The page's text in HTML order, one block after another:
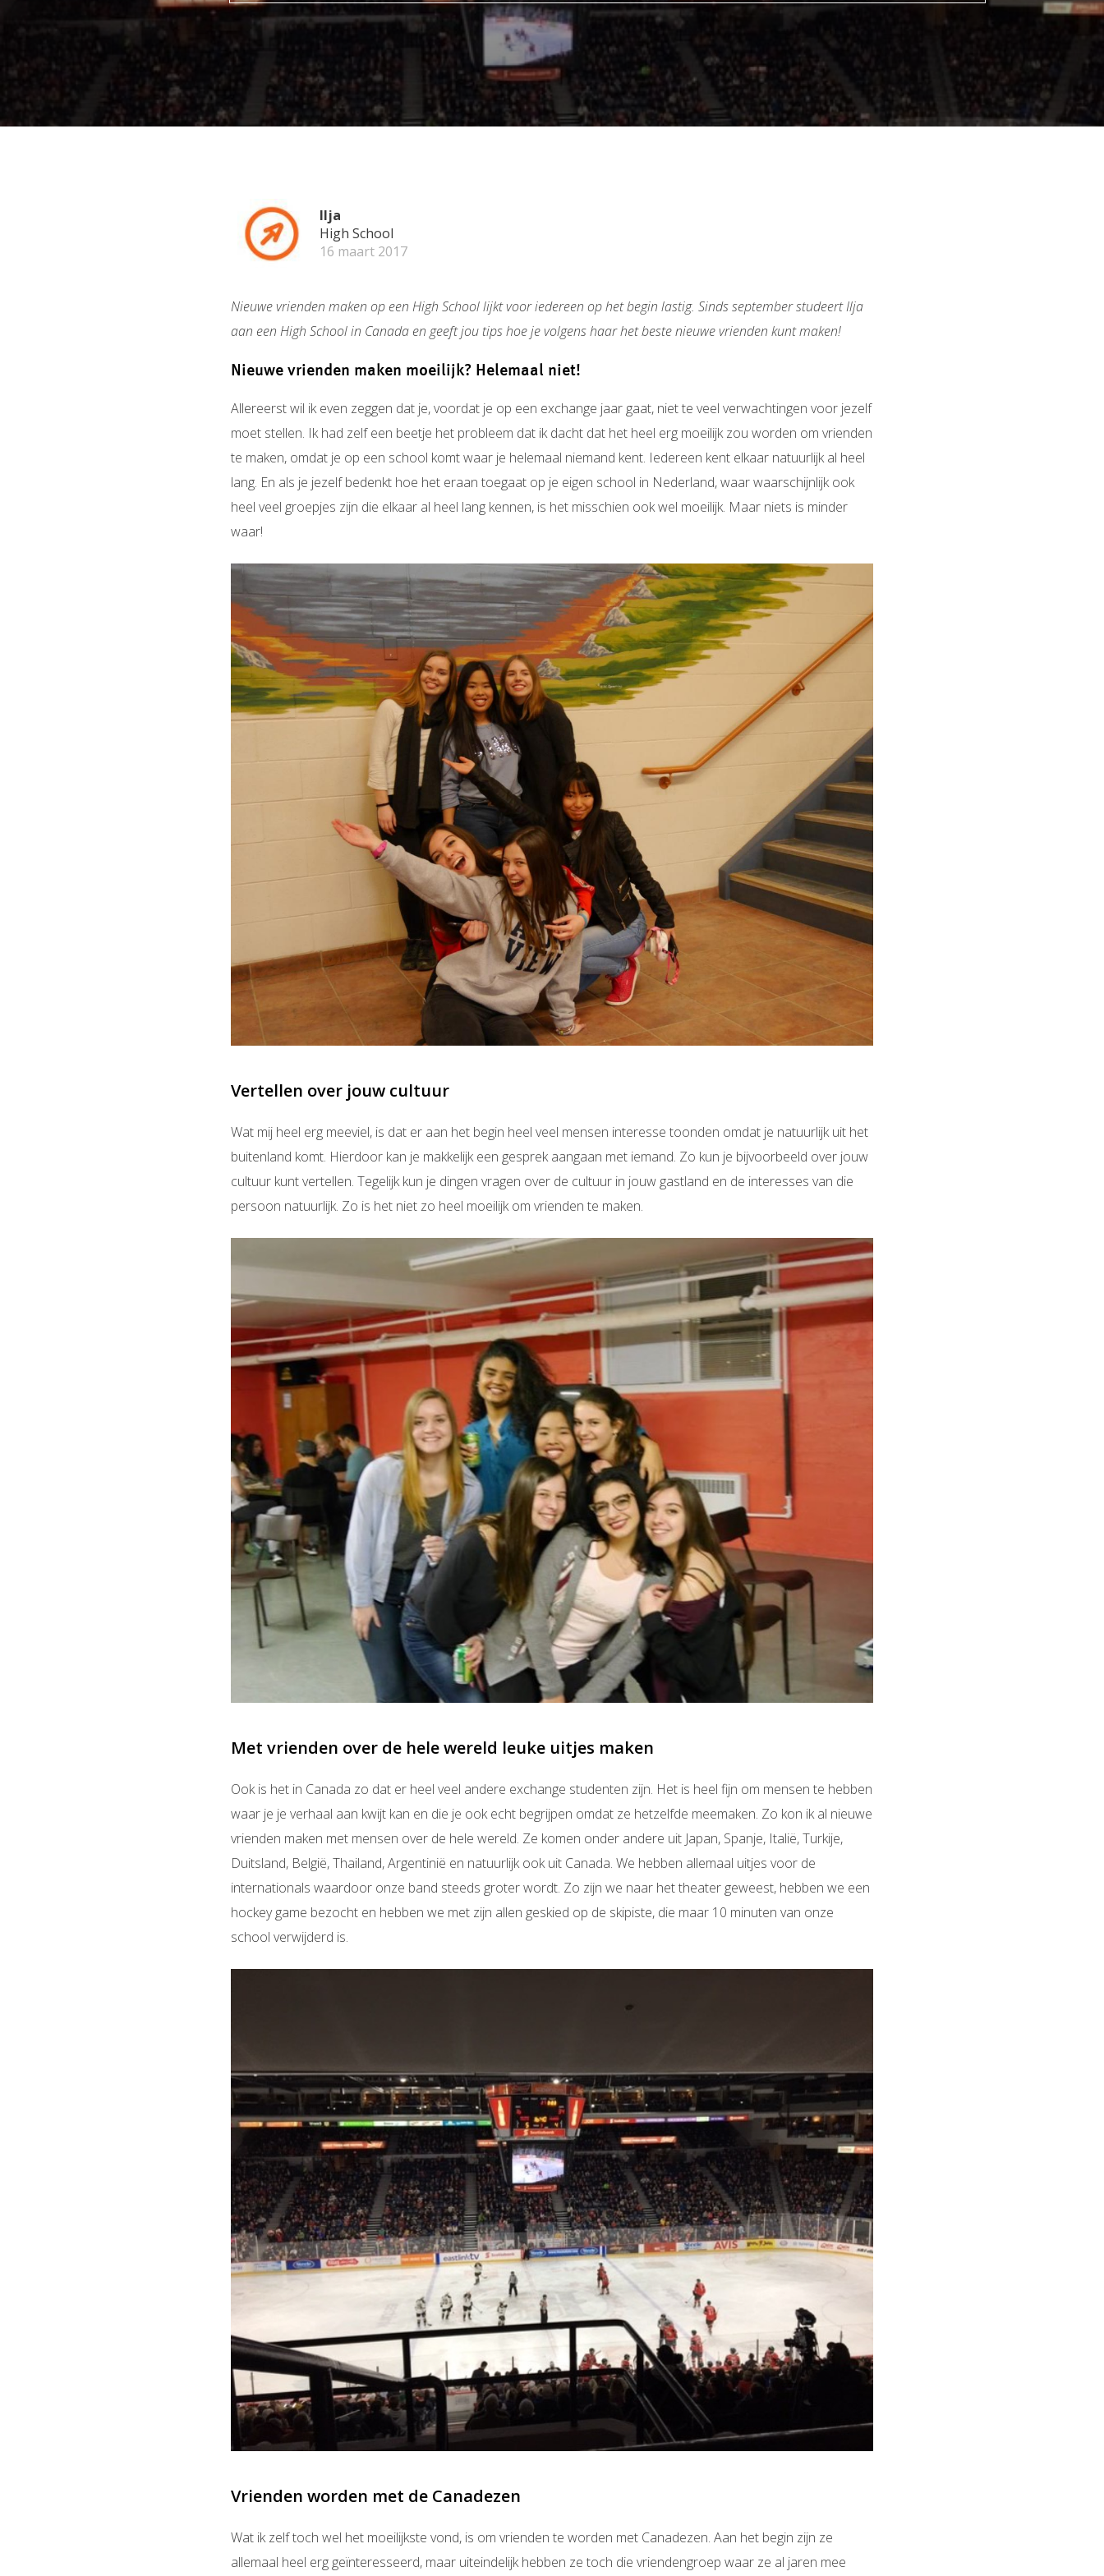
Ilja
High School
16 maart 2017
Nieuwe vrienden maken op een High School lijkt voor iedereen op het begin lastig. Sinds september studeert Ilja
aan een High School in Canada en geeft jou tips hoe je volgens haar het beste nieuwe vrienden kunt maken!
Nieuwe vrienden maken moeilijk? Helemaal niet!
Allereerst wil ik even zeggen dat je, voordat je op een exchange jaar gaat, niet te veel verwachtingen voor jezelf
moet stellen. Ik had zelf een beetje het probleem dat ik dacht dat het heel erg moeilijk zou worden om vrienden
te maken, omdat je op een school komt waar je helemaal niemand kent. Iedereen kent elkaar natuurlijk al heel
lang. En als je jezelf bedenkt hoe het eraan toegaat op je eigen school in Nederland, waar waarschijnlijk ook
heel veel groepjes zijn die elkaar al heel lang kennen, is het misschien ook wel moeilijk. Maar niets is minder
waar!
Vertellen over jouw cultuur
Wat mij heel erg meeviel, is dat er aan het begin heel veel mensen interesse toonden omdat je natuurlijk uit het
buitenland komt. Hierdoor kan je makkelijk een gesprek aangaan met iemand. Zo kun je bijvoorbeeld over jouw
cultuur kunt vertellen. Tegelijk kun je dingen vragen over de cultuur in jouw gastland en de interesses van die
persoon natuurlijk. Zo is het niet zo heel moeilijk om vrienden te maken.
Met vrienden over de hele wereld leuke uitjes maken
Ook is het in Canada zo dat er heel veel andere exchange studenten zijn. Het is heel fijn om mensen te hebben
waar je je verhaal aan kwijt kan en die je ook echt begrijpen omdat ze hetzelfde meemaken. Zo kon ik al nieuwe
vrienden maken met mensen over de hele wereld. Ze komen onder andere uit Japan, Spanje, Italië, Turkije,
Duitsland, België, Thailand, Argentinië en natuurlijk ook uit Canada. We hebben allemaal uitjes voor de
internationals waardoor onze band steeds groter wordt. Zo zijn we naar het theater geweest, hebben we een
hockey game bezocht en hebben we met zijn allen geskied op de skipiste, die maar 10 minuten van onze
school verwijderd is.
Vrienden worden met de Canadezen
Wat ik zelf toch wel het moeilijkste vond, is om vrienden te worden met Canadezen. Aan het begin zijn ze
allemaal heel erg geïnteresseerd, maar uiteindelijk hebben ze toch die vriendengroep waar ze al jaren mee